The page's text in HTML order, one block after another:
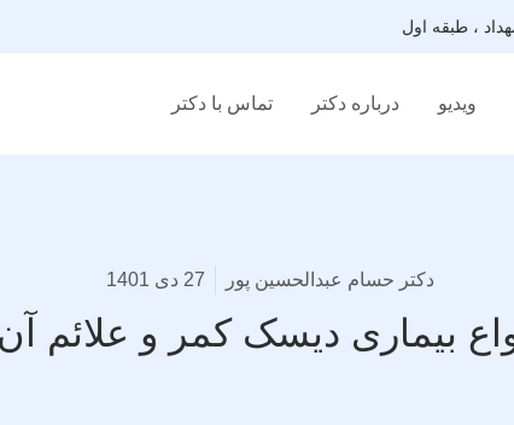
ویدیو درباره دکتر تماس با دکتر
دکتر حسام عبدالحسین پور 27 دی 1401
بیماری دیسک کمر و علائم آن